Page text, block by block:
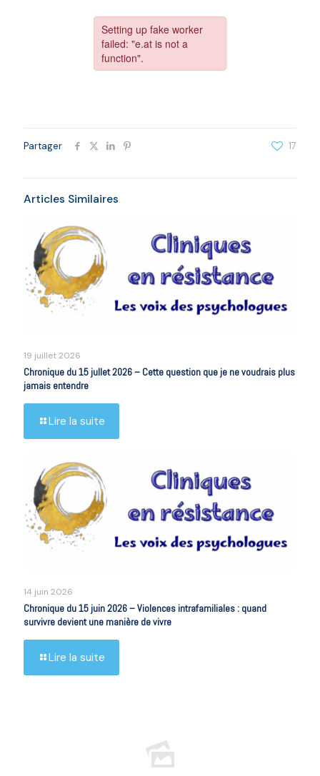
Partager 17
Articles Similaires
19 juillet 2026
Chronique du 15 jullet 2026 – Cette question que je ne voudrais plus
jamais entendre
Lire la suite
14 juin 2026
Chronique du 15 juin 2026 – Violences intrafamiliales : quand
survivre devient une manière de vivre
Lire la suite